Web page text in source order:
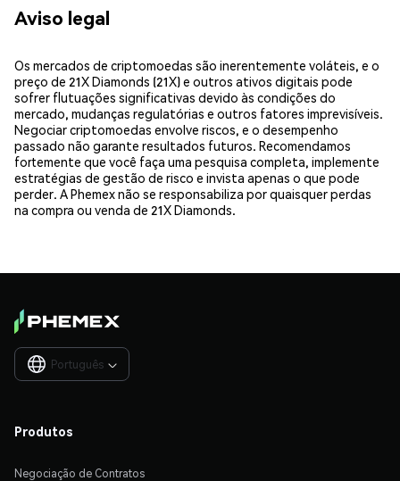
Aviso legal
Os mercados de criptomoedas são inerentemente voláteis, e o
preço de 21X Diamonds (21X) e outros ativos digitais pode
sofrer flutuações significativas devido às condições do
mercado, mudanças regulatórias e outros fatores imprevisíveis.
Negociar criptomoedas envolve riscos, e o desempenho
passado não garante resultados futuros. Recomendamos
fortemente que você faça uma pesquisa completa, implemente
estratégias de gestão de risco e invista apenas o que pode
perder. A Phemex não se responsabiliza por quaisquer perdas
na compra ou venda de 21X Diamonds.
Português 
Produtos
Negociação de Contratos